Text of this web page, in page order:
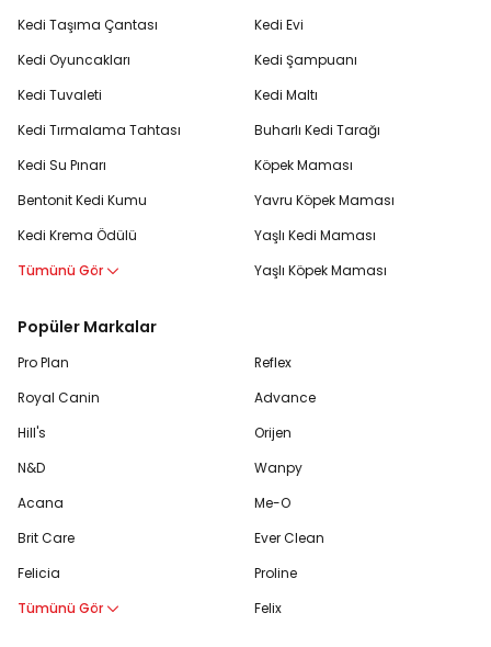
Kedi Taşıma Çantası
Kedi Oyuncakları
Kedi Tuvaleti
Kedi Tırmalama Tahtası
Kedi Su Pınarı
Bentonit Kedi Kumu
Kedi Krema Ödülü
Tümünü Gör
Kedi Evi
Kedi Şampuanı
Kedi Maltı
Buharlı Kedi Tarağı
Köpek Maması
Yavru Köpek Maması
Yaşlı Kedi Maması
Yaşlı Köpek Maması
Popüler Markalar
Pro Plan
Royal Canin
Hill's
N&D
Acana
Brit Care
Felicia
Tümünü Gör
Reflex
Advance
Orijen
Wanpy
Me-O
Ever Clean
Proline
Felix